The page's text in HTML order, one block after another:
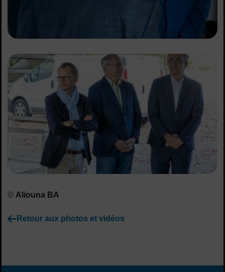
© Aliouna BA
Retour aux photos et vidéos